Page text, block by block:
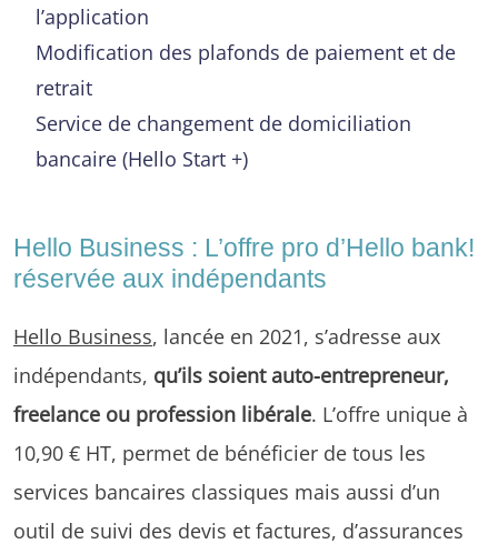
l’application
Modification des plafonds de paiement et de
retrait
Service de changement de domiciliation
bancaire (Hello Start +)
Hello Business : L’offre pro d’Hello bank!
réservée aux indépendants
Hello Business, lancée en 2021, s’adresse aux
indépendants, qu’ils soient auto-entrepreneur,
freelance ou profession libérale. L’offre unique à
10,90 € HT, permet de bénéficier de tous les
services bancaires classiques mais aussi d’un
outil de suivi des devis et factures, d’assurances